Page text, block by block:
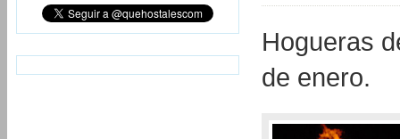
Hogueras
de enero.